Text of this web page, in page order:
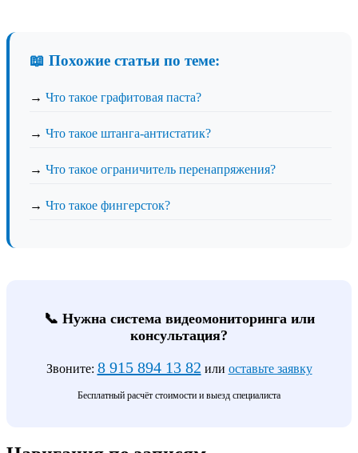
📖 Похожие статьи по теме:
→ Что такое графитовая паста?
→ Что такое штанга-антистатик?
→ Что такое ограничитель перенапряжения?
→ Что такое фингерсток?
📞 Нужна система видеомониторинга или
консультация?
Звоните: 8 915 894 13 82 или оставьте заявку
Бесплатный расчёт стоимости и выезд специалиста